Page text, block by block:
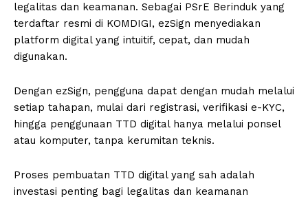
legalitas dan keamanan. Sebagai PSrE Berinduk yang
terdaftar resmi di KOMDIGI, ezSign menyediakan
platform digital yang intuitif, cepat, dan mudah
digunakan.
Dengan ezSign, pengguna dapat dengan mudah melalui
setiap tahapan, mulai dari registrasi, verifikasi e-KYC,
hingga penggunaan TTD digital hanya melalui ponsel
atau komputer, tanpa kerumitan teknis.
Proses pembuatan TTD digital yang sah adalah
investasi penting bagi legalitas dan keamanan